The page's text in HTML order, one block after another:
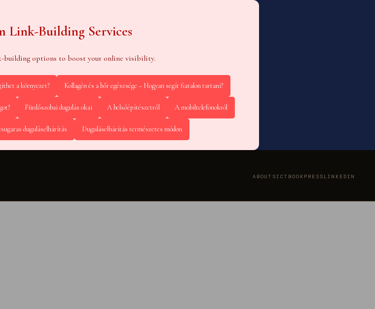
Link-Building Services
building options to boost your online visibility.
a környezet? Kollagén és a bőr egészsége – Hogyan segít fiatalon tartani?
Fürdőszobai dugulás okai A belsőépítészetről A mobiltelefonokról
duguláselhárítás Duguláselhárítás természetes módon
ABOUT SICT BOOK PRESS LINKEDIN